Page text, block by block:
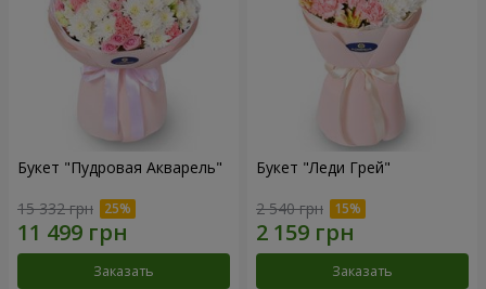
Букет "Пудровая Акварель"
15 332 грн
Заказать
Букет "Леди Грей"
2 540 грн
Заказать